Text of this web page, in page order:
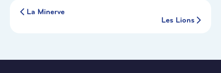
La Minerve
Les Lions